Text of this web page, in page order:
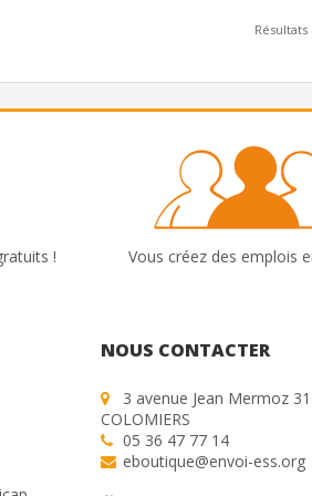
Résultats
! Vous créez des emplois
NOUS CONTACTER
3 avenue Jean Mermoz
COLOMIERS
05 36 47 77 14
eboutique@envoi-ess.org